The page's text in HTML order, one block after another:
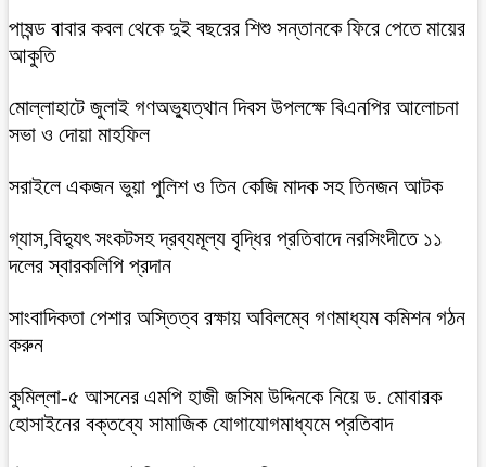
পাষন্ড বাবার কবল থেকে দুই বছরের শিশু সন্তানকে ফিরে পেতে মায়ের
আকুতি
মোল্লাহাটে জুলাই গণঅভ্যুত্থান দিবস উপলক্ষে বিএনপির আলোচনা
সভা ও দোয়া মাহফিল
সরাইলে একজন ভুয়া পুলিশ ও তিন কেজি মাদক সহ তিনজন আটক
গ্যাস,বিদ্যুৎ সংকটসহ দ্রব্যমূল্য বৃদ্ধির প্রতিবাদে নরসিংদীতে ১১
দলের স্বারকলিপি প্রদান
সাংবাদিকতা পেশার অস্তিত্ব রক্ষায় অবিলম্বে গণমাধ্যম কমিশন গঠন
করুন
কুমিল্লা-৫ আসনের এমপি হাজী জসিম উদ্দিনকে নিয়ে ড. মোবারক
হোসাইনের বক্তব্যে সামাজিক যোগাযোগমাধ্যমে প্রতিবাদ